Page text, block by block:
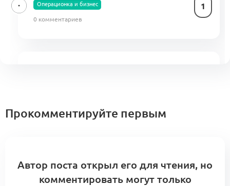
Операционка и бизнес 1
0 комментариев
сборки
0
Меморандум о кооперации 5 комментариев
Прокомментируйте первым
Автор поста открыл его для чтения, но
комментировать могут только